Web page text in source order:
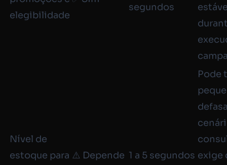
elegibilidade
segundos
Nível de
estoque para ⚠️ Depende 1 a 5 segundos
Pode
exige